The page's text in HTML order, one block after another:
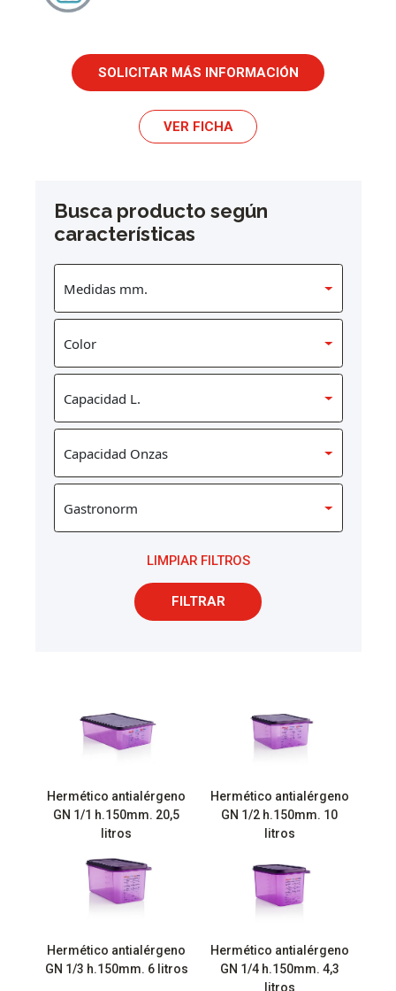
SOLICITAR MÁS INFORMACIÓN
VER FICHA
Busca producto según
características
LIMPIAR FILTROS
FILTRAR
Hermético antialérgeno
GN 1/1 h.150mm. 20,5
litros
Hermético antialérgeno
GN 1/2 h.150mm. 10
litros
Hermético antialérgeno
GN 1/3 h.150mm. 6 litros
Hermético antialérgeno
GN 1/4 h.150mm. 4,3
litros